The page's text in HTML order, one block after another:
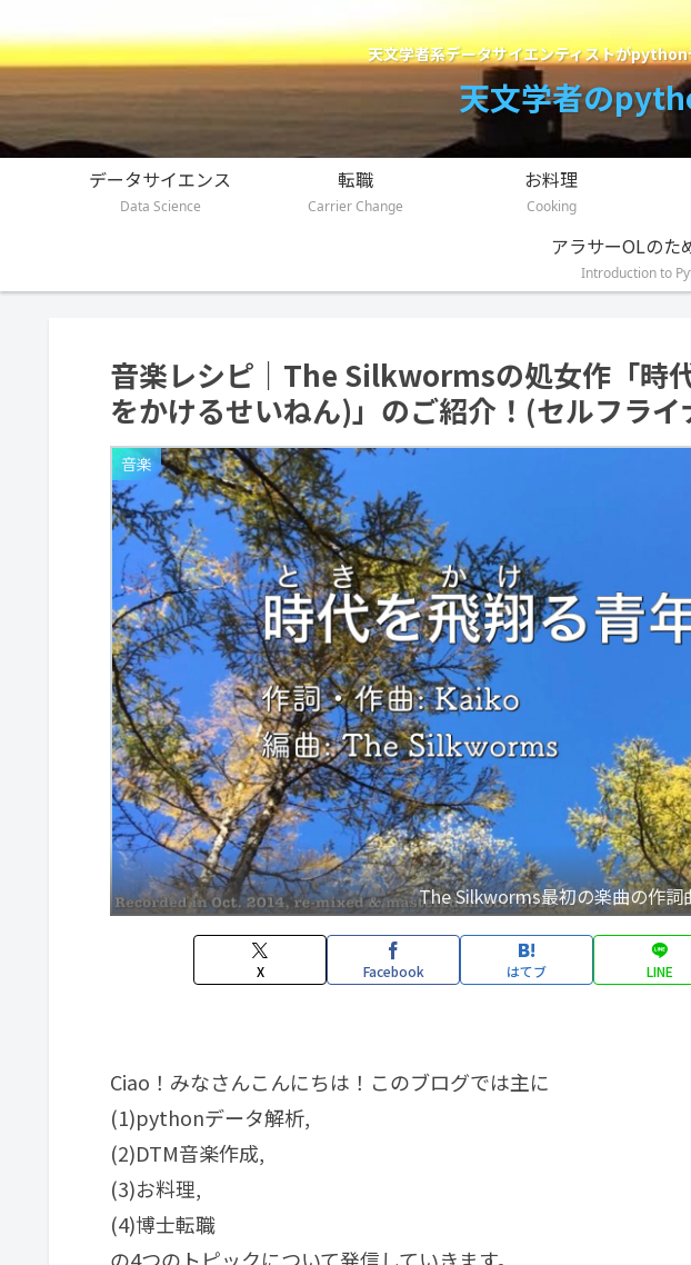
天文学者系データサイエンティストが
天文学者の
データサイエンス
Data Science
転職
Carrier Change
お料理
Cooking
Introduction to
音楽レシピ｜The Silkwormsの処女作「時
をかけるせいねん)」のご紹介！(セルフライ
音楽
The Silkworms最初の楽曲の作
X Facebook はてブ LINE
Ciao！みなさんこんにちは！このブログでは主に
(1)pythonデータ解析,
(2)DTM音楽作成,
(3)お料理,
(4)博士転職
の4つのトピックについて発信していきます。